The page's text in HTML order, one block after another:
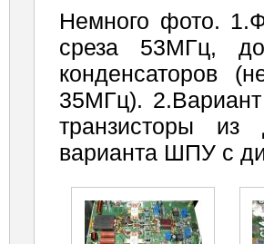
Немного фото.
среза 53МГц,
конденсаторов
35МГц).
транзисторы
варианта ШПУ с